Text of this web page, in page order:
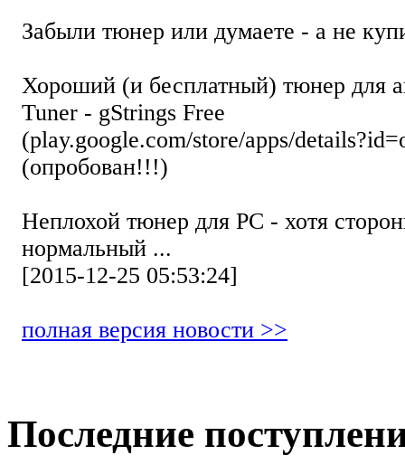
Забыли тюнер или думаете - а не
Хороший (и бесплатный) тюнер для
Tuner - gStrings Free
(play.google.com/store/apps/
(опробован!!!)
Неплохой тюнер для РС - хотя
нормальный ...
[2015-12-25 05:53:24]
полная версия новости >>
Последние